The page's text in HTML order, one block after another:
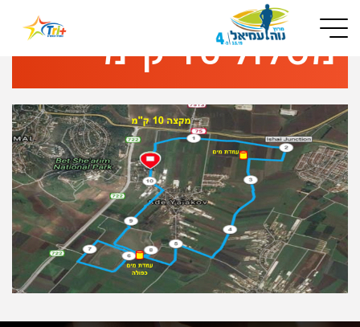
Button used only for devices with a small screen
מסלול 10 ק"מ